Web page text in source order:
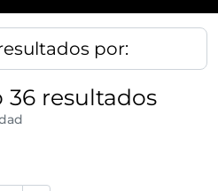
por:
36 resultados